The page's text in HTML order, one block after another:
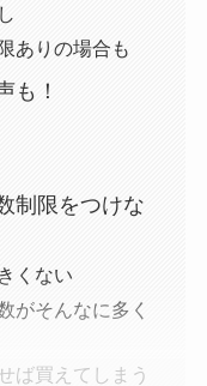
ありの場合も
も！
制限をつけな
くない
がそんなに多く
ば買えてしまう